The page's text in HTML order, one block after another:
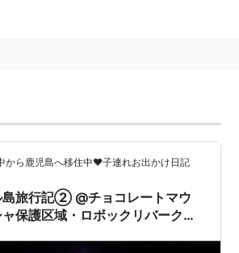
から鹿児島へ移住中❤︎子連れお出かけ日記
島旅行記② @チョコレートマウ
保護区域・ロボックリバークル